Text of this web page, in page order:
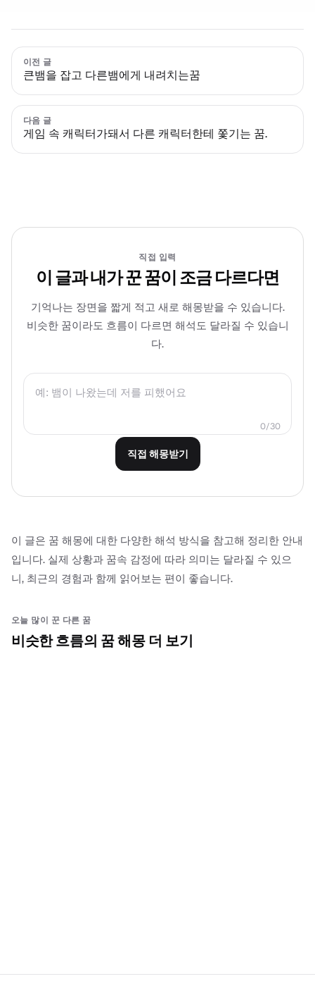
이전 글
큰뱀을 잡고 다른뱀에게 내려치는꿈
다음 글
게임 속 캐릭터가돼서 다른 캐릭터한테 쫓기는 꿈.
직접 입력
이 글과 내가 꾼 꿈이 조금 다르다면
기억나는 장면을 짧게 적고 새로 해몽받을 수 있습니다.
비슷한 꿈이라도 흐름이 다르면 해석도 달라질 수 있습니
다.
0/30
직접 해몽받기
이 글은 꿈 해몽에 대한 다양한 해석 방식을 참고해 정리한 안내
입니다. 실제 상황과 꿈속 감정에 따라 의미는 달라질 수 있으
니, 최근의 경험과 함께 읽어보는 편이 좋습니다.
오늘 많이 꾼 다른 꿈
비슷한 흐름의 꿈 해몽 더 보기